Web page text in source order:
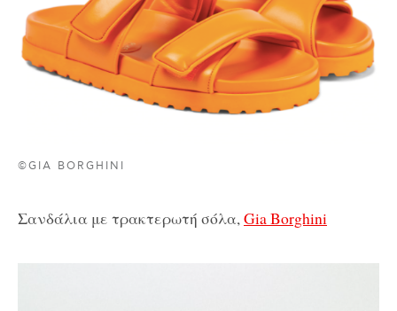
©GIA BORGHINI
Σανδάλια με τρακτερωτή σόλα,Gia Borghini